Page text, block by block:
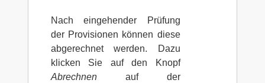
Nach eingehender Prüfung
der Provisionen können diese
abgerechnet werden. Dazu
klicken Sie auf den Knopf
Abrechnenauf der